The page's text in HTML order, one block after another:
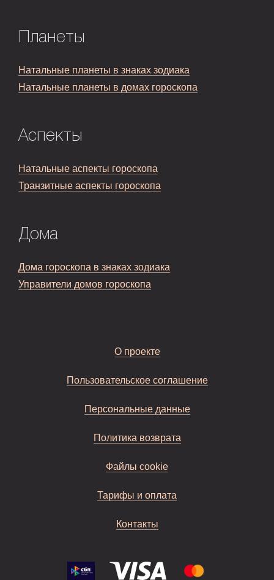
Планеты
Натальные планеты в знаках зодиака
Натальные планеты в домах гороскопа
Аспекты
Натальные аспекты гороскопа
Транзитные аспекты гороскопа
Дома
Дома гороскопа в знаках зодиака
Управители домов гороскопа
О проекте
Пользовательское соглашение
Персональные данные
Политика возврата
Файлы cookie
Тарифы и оплата
Контакты